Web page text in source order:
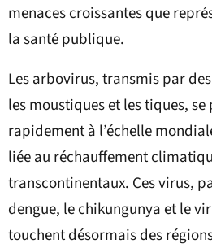
menaces croissantes que
la santé publique.
Les arbovirus, transmis par
les moustiques et les tiques,
rapidement à l’échelle
liée au réchauffement
transcontinentaux. Ces virus,
dengue, le chikungunya et le
touchent désormais des